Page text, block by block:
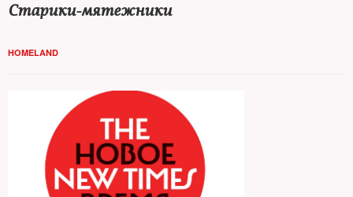
Старики-мятежники
HOMELAND